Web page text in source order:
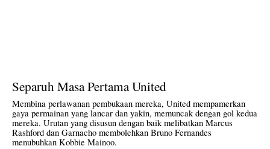
Separuh Masa Pertama United
Membina perlawanan pembukaan mereka, United mempamerkan
gaya permainan yang lancar dan yakin, memuncak dengan gol kedua
mereka. Urutan yang disusun dengan baik melibatkan Marcus
Rashford dan Garnacho membolehkan Bruno Fernandes
menubuhkan Kobbie Mainoo.